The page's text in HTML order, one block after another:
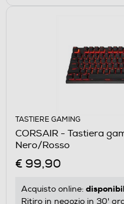
TASTIERE GAMING
CORSAIR - Tastiera
Nero/Rosso
€ 99,90
Acquisto online:
Ritiro in negozio in 30'